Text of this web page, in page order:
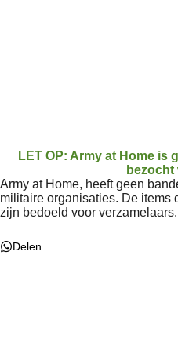
LET OP: Army at Home is
bezocht
Army at Home, heeft geen
militaire organisaties. De items
zijn bedoeld voor verzamelaars.
Delen